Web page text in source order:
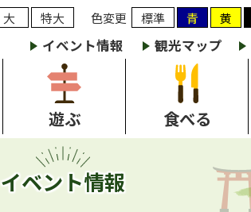
大 特大 色変更 標準 青 黄
イベント情報 観光マップ
遊ぶ 食べる
イベント情報